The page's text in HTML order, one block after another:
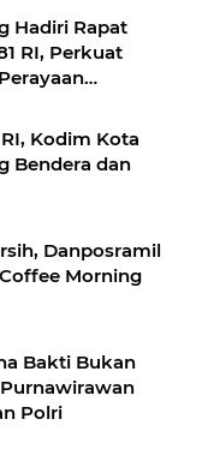
Hadiri Rapat
RI, Perkuat
Kodim Kota
Bendera dan
Danposramil
Morning
Bakti Bukan
Polri